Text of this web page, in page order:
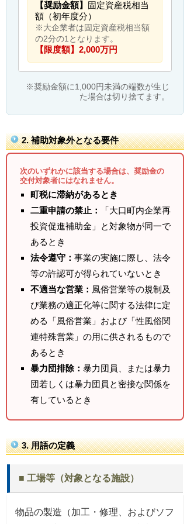
【奨励金額】 固定資産税相当
額（初年度分）
※大企業者は固定資産税相当額
の2分の1となります。
【限度額】2,000万円
※奨励金額に1,000円未満の端数が生じ
た場合は切り捨てます。
2. 補助対象外となる要件
次のいずれかに該当する場合は、奨励金の
交付対象者にはなれません。
町税に滞納があるとき
二重申請の禁止：
「大口町内企業再
投資促進補助金」と対象物が同一で
あるとき
法令遵守： 事業の実施に際し、法令
等の許認可が得られていないとき
不適当な営業： 風俗営業等の規制及
び業務の適正化等に関する法律に定
める「風俗営業」および「性風俗関
連特殊営業」の用に供されるもので
あるとき
暴力団排除： 暴力団員、または暴力
団若しくは暴力団員と密接な関係を
有しているとき
3. 用語の定義
■ 工場等（対象となる施設）
物品の製造（加工・修理、およびソフ